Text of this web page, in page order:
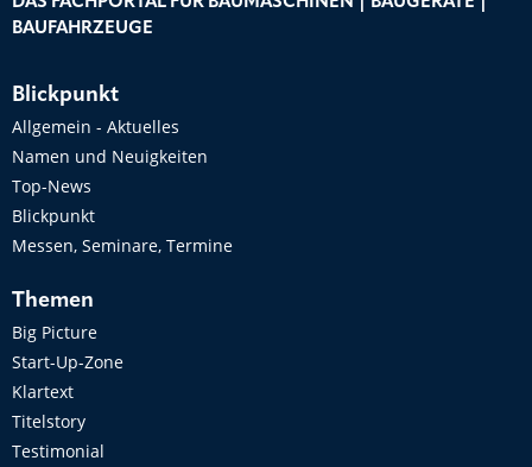
BAUFAHRZEUGE
Blickpunkt
Allgemein - Aktuelles
Namen und Neuigkeiten
Top-News
Blickpunkt
Messen, Seminare, Termine
Themen
Big Picture
Start-Up-Zone
Klartext
Titelstory
Testimonial